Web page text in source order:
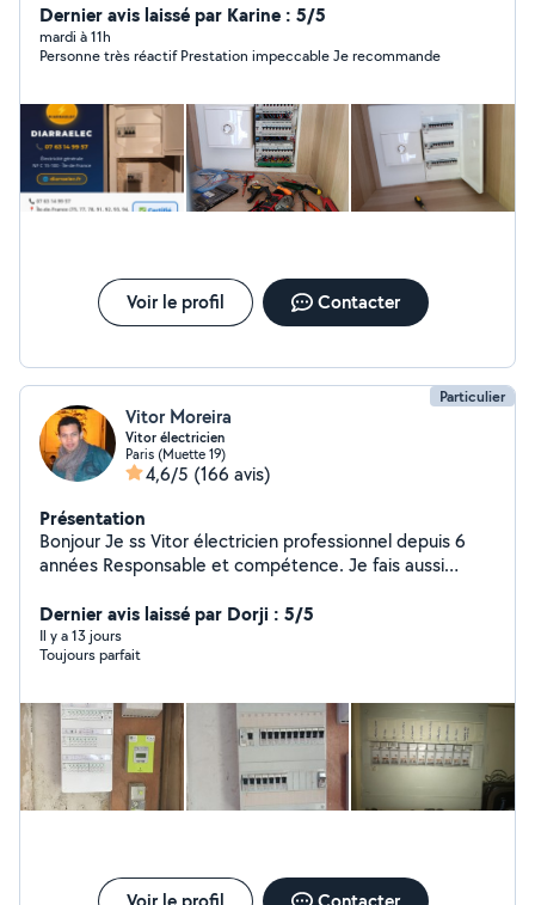
garantis un travail propre, conforme aux normes et dans
les délais.
Dernier avis laissé par Karine : 5/5
mardi à 11h
Personne très réactif Prestation impeccable Je recommande
Voir le profil Contacter
Particulier
Vitor Moreira
Vitor électricien
Paris (Muette 19)
4,6/5 (166 avis)
Présentation
Bonjour Je ss Vitor électricien professionnel depuis 6
années Responsable et compétence. Je fais aussi
Dernier avis laissé par Dorji : 5/5
Il y a 13 jours
Toujours parfait